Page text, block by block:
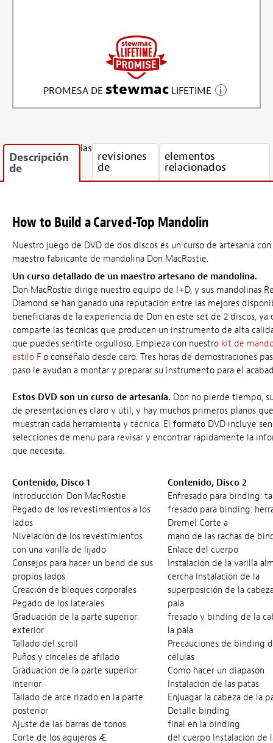
PROMESA DE stewmacLIFETIME
Descripción
de
las
revisiones
de
elementos
relacionados
How to Build a Carved-Top Mandolin
Nuestro juego de DVD de dos discos es un curso de artesanía
maestro fabricante de mandolina Don MacRostie.
Un curso detallado de un maestro artesano de mandolina.
Don MacRostie dirige nuestro equipo de I+D, y sus mandolinas
Diamond se han ganado una reputación entre las mejores
beneficiarás de la experiencia de Don en este set de 2 discos, ya
comparte las técnicas que producen un instrumento de alta
que puedes sentirte orgulloso. Empieza con nuestro kit de
estilo F o conséñalo desde cero. Tres horas de demostraciones
paso le ayudan a montar y preparar su instrumento para el
Estos DVD son un curso de artesanía. Don no pierde tiempo,
de presentación es claro y útil, y hay muchos primeros planos
muestran cada herramienta y técnica. El formato DVD incluye
selecciones de menú para revisar y encontrar rápidamente la
que necesita.
Contenido, Disco 1
Introducción: Don MacRostie
Pegado de los revestimientos a los
lados
Nivelación de los revestimientos
con una varilla de lijado
Consejos para hacer un bend de sus
propios lados
Creación de bloques corporales
Pegado de los laterales
Graduación de la parte superior:
exterior
Tallado del scroll
Puños y cinceles de afilado
Graduación de la parte superior:
interior
Tallado de arce rizado en la parte
posterior
Ajuste de las barras de tonos
Corte de los agujeros Æ
Contenido, Disco 2
Enfresado para binding:
fresado para binding:
Dremel Corte a
mano de las rachas de
Enlace del cuerpo
Instalación de la varilla
cercha Instalación de la
superposición de la
pala
fresado y binding de la
la pala
Precauciones de binding
células
Cómo hacer un diapasón
Instalación de las patas
Enjuagar la cabeza de la
Detalle binding
final en la binding
del cuerpo Instalación de